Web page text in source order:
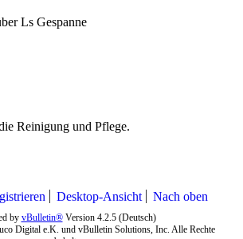
Ls Gespanne
Reinigung und Pflege.
Desktop-Ansicht Nach oben
by vBulletin®Version 4.2.5 (Deutsch)
Digital e.K. und vBulletin Solutions, Inc. Alle Rechte